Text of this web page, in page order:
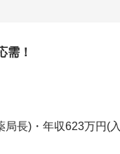
需！
局長)・年収623万円(入